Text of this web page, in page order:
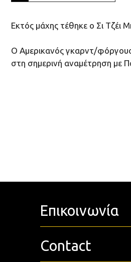
Eκτός μάχης τέθηκε ο Σι Τζέι
Ο Αμερικανός γκαρντ/
στη σημερινή αναμέτρηση με
Επικοινωνία
Contact